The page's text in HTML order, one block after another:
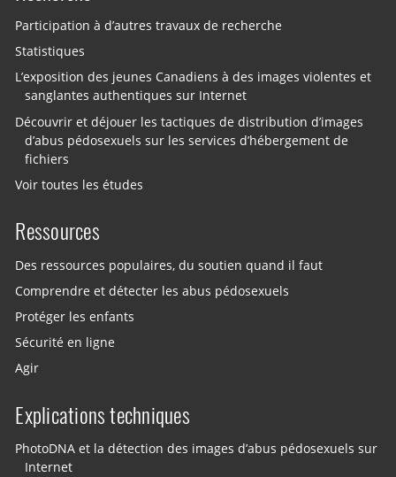
Participation à d’autres travaux de recherche
Statistiques
L’exposition des jeunes Canadiens à des images violentes et
sanglantes authentiques sur Internet
Découvrir et déjouer les tactiques de distribution d’images
d’abus pédosexuels sur les services d’hébergement de
fichiers
Voir toutes les études
Ressources
Des ressources populaires, du soutien quand il faut
Comprendre et détecter les abus pédosexuels
Protéger les enfants
Sécurité en ligne
Agir
Explications techniques
PhotoDNA et la détection des images d’abus pédosexuels sur
Internet